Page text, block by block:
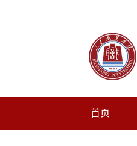
首页